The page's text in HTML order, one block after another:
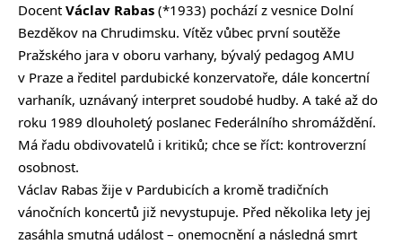
Docent Václav Rabas (*1933) pochází z vesnice Dolní
Bezděkov na Chrudimsku. Vítěz vůbec první soutěže
Pražského jara v oboru varhany, bývalý pedagog AMU
v Praze a ředitel pardubické konzervatoře, dále koncertní
varhaník, uznávaný interpret soudobé hudby. A také až do
roku 1989 dlouholetý poslanec Federálního shromáždění.
Má řadu obdivovatelů i kritiků; chce se říct: kontroverzní
osobnost.
Václav Rabas žije v Pardubicích a kromě tradičních
vánočních koncertů již nevystupuje. Před několika lety jej
zasáhla smutná událost – onemocnění a následná smrt